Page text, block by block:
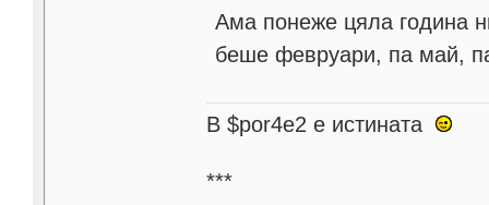
Ама понеже цяла година
беше февруари, па май,
В $por4e2 e истината
***